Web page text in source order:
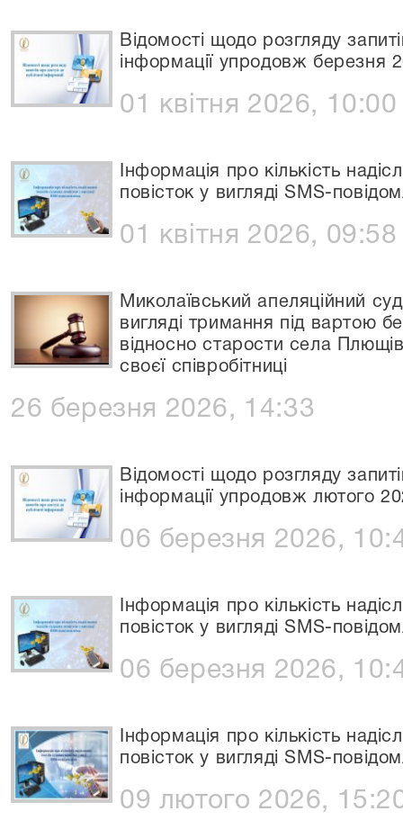
Відомості щодо розгляду
інформації упродовж березня
01 квітня 2026, 10:00
Інформація про кількість
повісток у вигляді SMS-
01 квітня 2026, 09:58
Миколаївський апеляційний
вигляді тримання під вартою
відносно старости села
своєї співробітниці
26 березня 2026, 14:33
Відомості щодо розгляду
інформації упродовж лютого
06 березня 2026,
Інформація про кількість
повісток у вигляді SMS-
06 березня 2026,
Інформація про кількість
повісток у вигляді SMS-
09 лютого 2026,